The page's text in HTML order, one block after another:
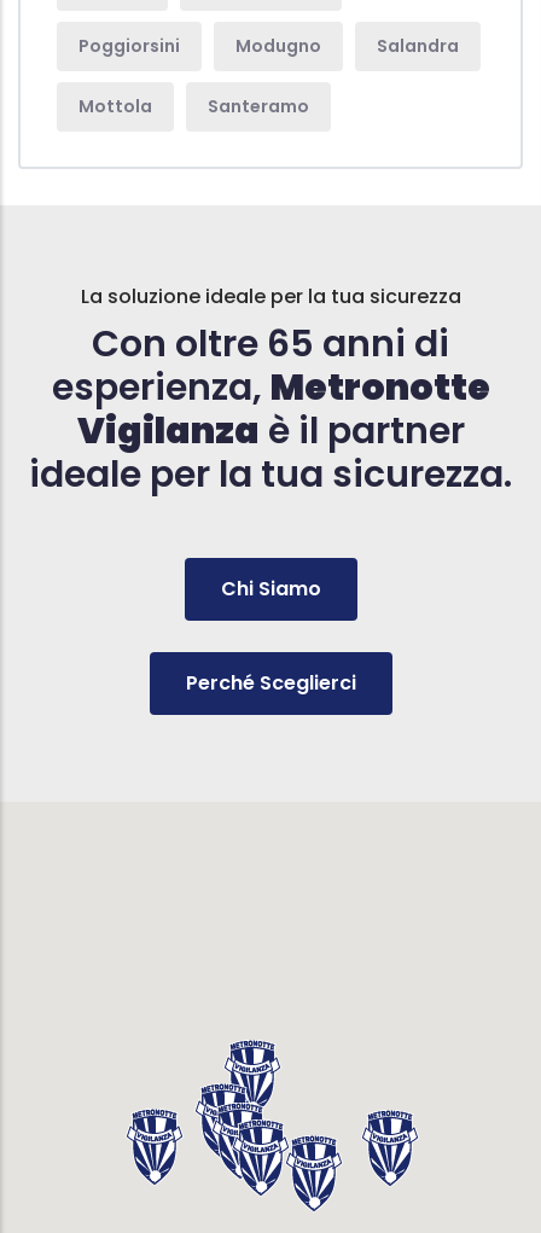
Poggiorsini Modugno Salandra
Mottola Santeramo
La soluzione ideale per la tua sicurezza
Con oltre 65 anni di
esperienza, Metronotte
Vigilanza è il partner
ideale per la tua sicurezza.
Chi Siamo
Perché Sceglierci